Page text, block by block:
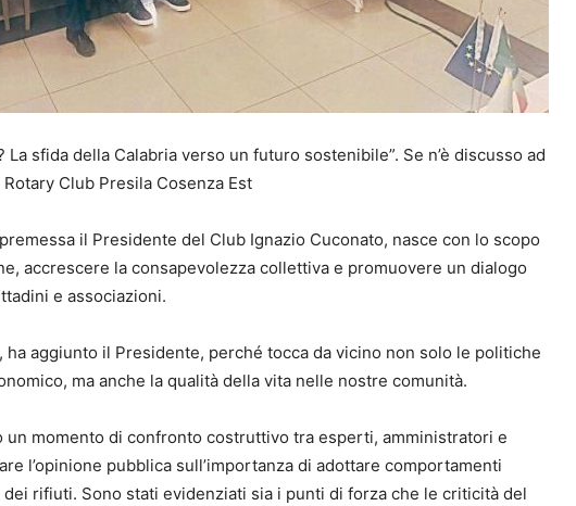
sfida della Calabria verso un futuro sostenibile”. Se n’è discusso ad
Club Presila Cosenza Est
il Presidente del Club Ignazio Cuconato, nasce con lo scopo
accrescere la consapevolezza collettiva e promuovere un dialogo
e associazioni.
ha aggiunto il Presidente, perché tocca da vicino non solo le politiche
ma anche la qualità della vita nelle nostre comunità.
un momento di confronto costruttivo tra esperti, amministratori e
l’opinione pubblica sull’importanza di adottare comportamenti
rifiuti. Sono stati evidenziati sia i punti di forza che le criticità del